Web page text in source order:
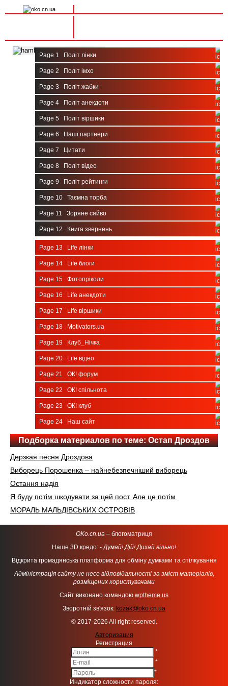
Page 1 Політ лінки
Page 2 Політ імхо
Page 3 Політ жабки
Page 4 Політ анекдоти
Page 5 Політ віршики
Page 6 Наші партнери
Page 7 Цитати
Page 8 Політ відео
Page 9 Політ рейтинги
Page 10 Таємна торба
Page 11 Зоряне сяйво
Page 12 Книга звернень
Page 13 Life лінки
Page 14 Life блоги
Page 15 Фотопріколи
Page 16 Life анекдоти
Page 17 Life віршики
Page 18 Motivators.ua
Page 19 Клуб_Нічка
Page 20 Life відео
Page 21 ОК! форум
Page 22 ОК! спільнота
Page 23 ОК! клуб
Page 24 Наш сайт
Подборка материалов по теме: Остап Дроздов
Дерзкая песня Дроздова
Виборець Порошенка – найнебезпечніший виборець
Остання надія
Я буду потім шкодувати за цей пост. Але це потім
МОРАЛЬ МАЛЬДІВСЬКИХ ОСТРОВІВ
OKo.cn.ua – блогоматриця
Наше 3D кредо: -Думай! Дій! Дихай вільно!
Відкрита громадянська платформа для обміну думками та спілкування
Адміністрація сайту не несе відповідальності за зміст матеріалів,
розміщених користувачами
Сайт виконано командою wptheme.us
Зворотній зв'язок: kozak@oko.cn.ua
© 2017-2026 All right reserved.
Авторизация
Регистрация
*
*
*
Индикатор сложности пароля: